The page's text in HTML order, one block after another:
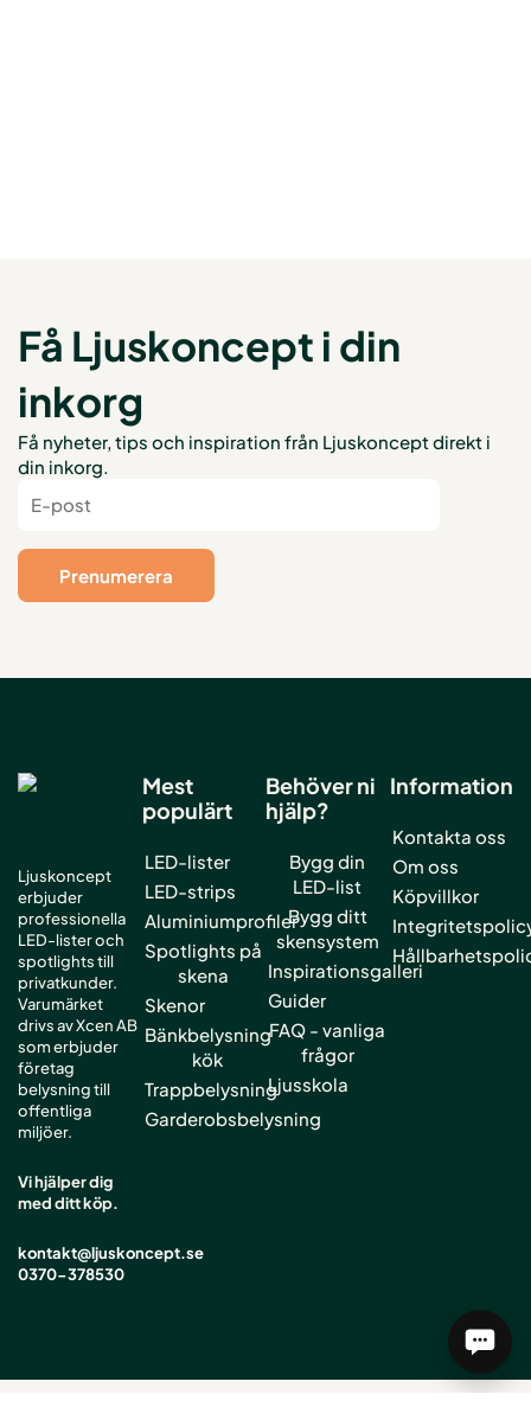
Få Ljuskoncept i din
inkorg
Få nyheter, tips och inspiration från Ljuskoncept direkt i
din inkorg.
Ljuskoncept
erbjuder
professionella
LED-lister och
spotlights till
privatkunder.
Varumärket
drivs av Xcen AB
som erbjuder
företag
belysning till
offentliga
miljöer.
Vi hjälper dig
med ditt köp.
kontakt@ljuskoncept.se
0370-378530
Mest
populärt
LED-lister
LED-strips
Aluminiumprofiler
Spotlights på
skena
Skenor
Bänkbelysning
kök
Trappbelysning
Garderobsbelysning
Behöver ni
hjälp?
Bygg din
LED-list
Bygg ditt
skensystem
Inspirationsgalleri
Guider
FAQ - vanliga
frågor
Ljusskola
Information
Kontakta oss
Om oss
Köpvillkor